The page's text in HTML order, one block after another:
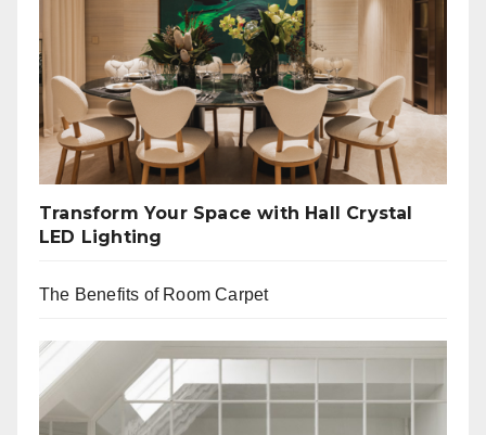
Transform Your Space with Hall Crystal
LED Lighting
The Benefits of Room Carpet